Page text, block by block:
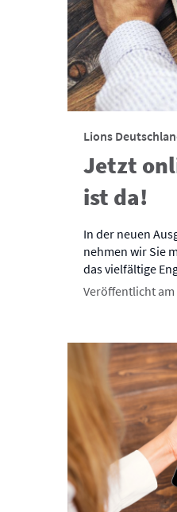
Lions
Jetzt
ist da!
In der neuen
nehmen wir Sie
das vielfältige
Veröffentlicht am